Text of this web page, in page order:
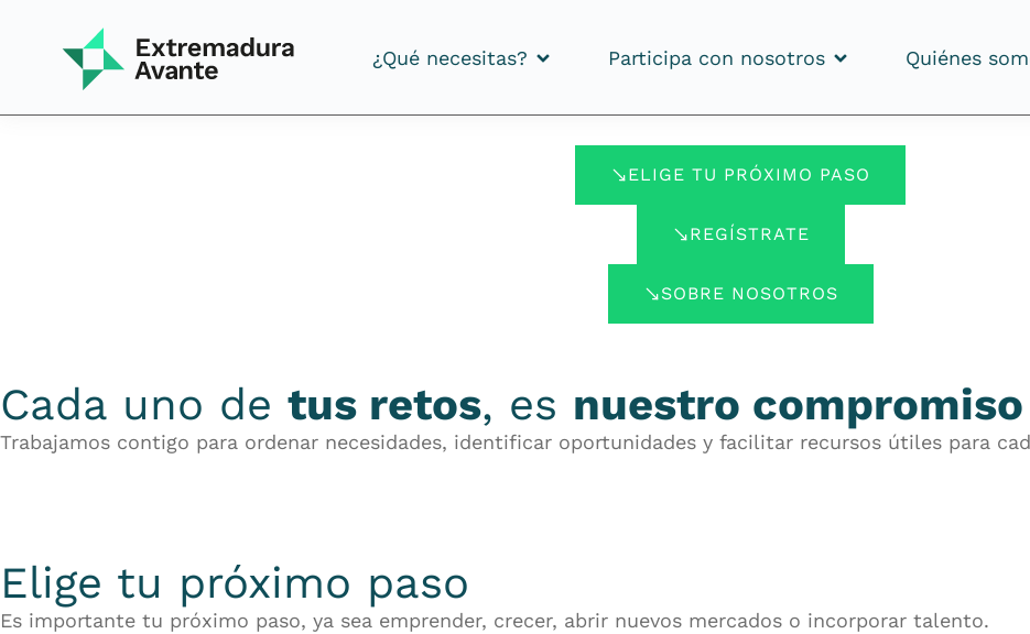
¿Qué necesitas?
Participa con nosotros Quiénes
ELIGE TU PRÓXIMO PASO
REGÍSTRATE
SOBRE NOSOTROS
Cada uno de tus retos, es nuestro compromiso
Trabajamos contigo para ordenar necesidades, identificar oportunidades y facilitar recursos útiles para
Elige tu próximo paso
Es importante tu próximo paso, ya sea emprender, crecer, abrir nuevos mercados o incorporar talento.